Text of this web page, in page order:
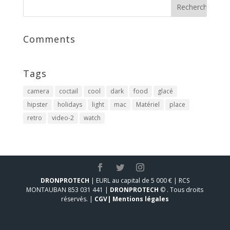
Comments
Tags
camera coctail cool dark food
glacé
hipster
holidays light mac Matériel
place
retro
video-2 watch
DRONPROTECH | EURL au capital de 5 000 € | RCS
MONTAUBAN 853 031 441 | DRONPROTECH © . Tous droits
réservés. | CGV| Mentions légales